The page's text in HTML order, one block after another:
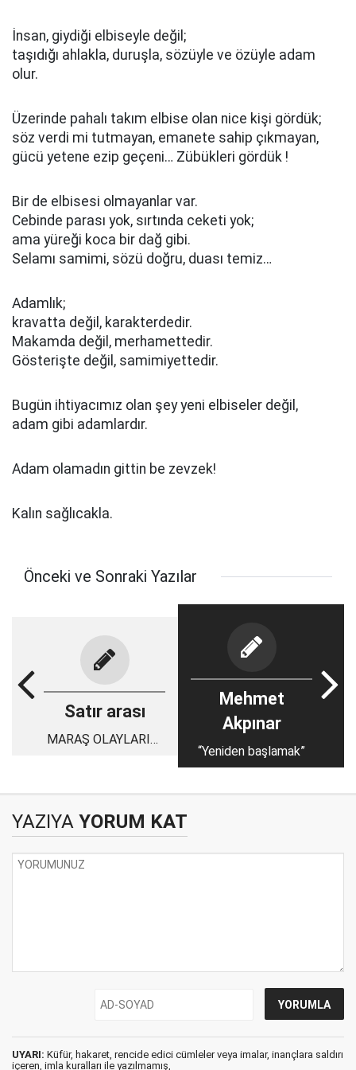
İnsan, giydiği elbiseyle değil;
taşıdığı ahlakla, duruşla, sözüyle ve özüyle adam
olur.
Üzerinde pahalı takım elbise olan nice kişi gördük;
söz verdi mi tutmayan, emanete sahip çıkmayan,
gücü yetene ezip geçeni… Zübükleri gördük !
Bir de elbisesi olmayanlar var.
Cebinde parası yok, sırtında ceketi yok;
ama yüreği koca bir dağ gibi.
Selamı samimi, sözü doğru, duası temiz…
Adamlık;
kravatta değil, karakterdedir.
Makamda değil, merhamettedir.
Gösterişte değil, samimiyettedir.
Bugün ihtiyacımız olan şey yeni elbiseler değil,
adam gibi adamlardır.
Adam olamadın gittin be zevzek!
Kalın sağlıcakla.
Önceki ve Sonraki Yazılar
Satır arası
MARAŞ OLAYLARINI
VERMEYECEĞİZ
Mehmet
Akpınar
“Yeniden başlamak”
YAZIYA YORUM KAT
UYARI: Küfür, hakaret, rencide edici cümleler veya imalar, inançlara saldırı
içeren, imla kuralları ile yazılmamış,